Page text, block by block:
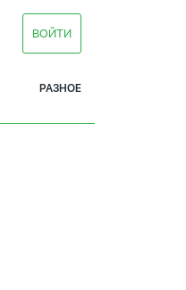
ВОЙТИ
РАЗНОЕ